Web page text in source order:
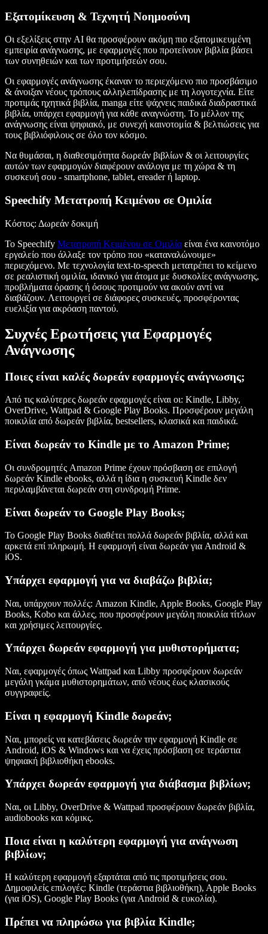
Εξατομίκευση & Τεχνητή Νοημοσύνη
Οι εξελίξεις στην AI θα προσφέρουν ακόμη πιο εξατομικευμένη
εμπειρία ανάγνωσης, με εφαρμογές που προτείνουν βιβλία βάσει
των συνηθειών και των προτιμήσεών σου.
Οι εφαρμογές ανάγνωσης έκαναν το περιεχόμενο πιο προσβάσιμο
& άνοιξαν νέους τρόπους αλληλεπίδρασης με τη λογοτεχνία. Είτε
προτιμάς ηχητικά βιβλία, manga είτε ψάχνεις παιδικά διαδραστικά
βιβλία, υπάρχει εφαρμογή για κάθε αναγνώστη. Το μέλλον της
ανάγνωσης είναι ψηφιακό, με συνεχή καινοτομία & βελτιώσεις για
τους βιβλιόφιλους σε όλο τον κόσμο.
Να θυμάσαι, η διαθεσιμότητα δωρεάν βιβλίων & οι λειτουργίες
αυτών των εφαρμογών διαφέρουν ανάλογα με τη χώρα & τη
συσκευή σου - smartphone, tablet, ereader ή laptop.
Speechify Μετατροπή Κειμένου σε Ομιλία
Κόστος: Δωρεάν δοκιμή
Το Speechify Μετατροπή Κειμένου σε Ομιλία είναι ένα καινοτόμο
εργαλείο που άλλαξε τον τρόπο που «καταναλώνουμε»
περιεχόμενο. Με τεχνολογία text-to-speech μετατρέπει το κείμενο
σε ρεαλιστική ομιλία, ιδανικό για άτομα με δυσκολίες ανάγνωσης,
προβλήματα όρασης ή όσους προτιμούν να ακούν αντί να
διαβάζουν. Λειτουργεί σε διάφορες συσκευές, προσφέροντας
ευελιξία για ακρόαση παντού.
Συχνές Ερωτήσεις για Εφαρμογές
Ανάγνωσης
Ποιες είναι καλές δωρεάν εφαρμογές ανάγνωσης;
Από τις καλύτερες δωρεάν εφαρμογές είναι οι: Kindle, Libby,
OverDrive, Wattpad & Google Play Books. Προσφέρουν μεγάλη
ποικιλία από δωρεάν βιβλία, bestsellers, κλασικά και παιδικά.
Είναι δωρεάν το Kindle με το Amazon Prime;
Οι συνδρομητές Amazon Prime έχουν πρόσβαση σε επιλογή
δωρεάν Kindle ebooks, αλλά η ίδια η συσκευή Kindle δεν
περιλαμβάνεται δωρεάν στη συνδρομή Prime.
Είναι δωρεάν το Google Play Books;
Το Google Play Books διαθέτει πολλά δωρεάν βιβλία, αλλά και
αρκετά επί πληρωμή. Η εφαρμογή είναι δωρεάν για Android &
iOS.
Υπάρχει εφαρμογή για να διαβάζω βιβλία;
Ναι, υπάρχουν πολλές: Amazon Kindle, Apple Books, Google Play
Books, Kobo και άλλες, που προσφέρουν μεγάλη ποικιλία τίτλων
και χρήσιμες λειτουργίες.
Υπάρχει δωρεάν εφαρμογή για μυθιστορήματα;
Ναι, εφαρμογές όπως Wattpad και Libby προσφέρουν δωρεάν
μεγάλη γκάμα μυθιστορημάτων, από νέους έως κλασικούς
συγγραφείς.
Είναι η εφαρμογή Kindle δωρεάν;
Ναι, μπορείς να κατεβάσεις δωρεάν την εφαρμογή Kindle σε
Android, iOS & Windows και να έχεις πρόσβαση σε τεράστια
ψηφιακή βιβλιοθήκη ebooks.
Υπάρχει δωρεάν εφαρμογή για διάβασμα βιβλίων;
Ναι, οι Libby, OverDrive & Wattpad προσφέρουν δωρεάν βιβλία,
audiobooks και κόμικς.
Ποια είναι η καλύτερη εφαρμογή για ανάγνωση
βιβλίων;
Η καλύτερη εφαρμογή εξαρτάται από τις προτιμήσεις σου.
Δημοφιλείς επιλογές: Kindle (τεράστια βιβλιοθήκη), Apple Books
(για iOS), Google Play Books (για Android & ευκολία).
Πρέπει να πληρώσω για βιβλία Kindle;